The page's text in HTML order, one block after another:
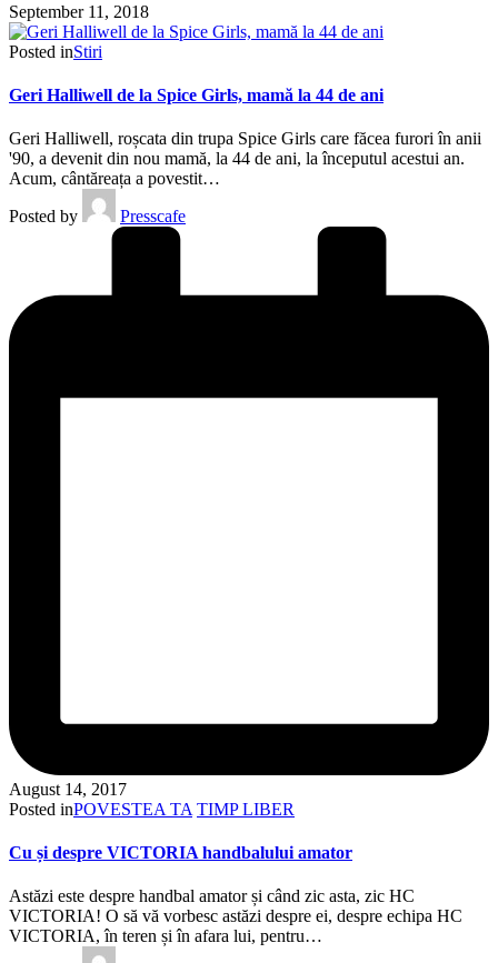
September 11, 2018
Posted inStiri
Geri Halliwell de la Spice Girls, mamă la 44 de ani
Geri Halliwell, roșcata din trupa Spice Girls care făcea furori în anii
'90, a devenit din nou mamă, la 44 de ani, la începutul acestui an.
Acum, cântăreața a povestit…
Posted by
Presscafe
August 14, 2017
Posted inPOVESTEA TA TIMP LIBER
Cu și despre VICTORIA handbalului amator
Astăzi este despre handbal amator și când zic asta, zic HC
VICTORIA! O să vă vorbesc astăzi despre ei, despre echipa HC
VICTORIA, în teren și în afara lui, pentru…